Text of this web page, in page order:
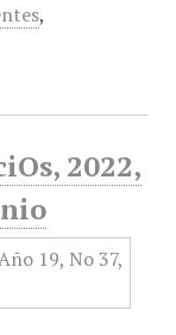
,
2022,